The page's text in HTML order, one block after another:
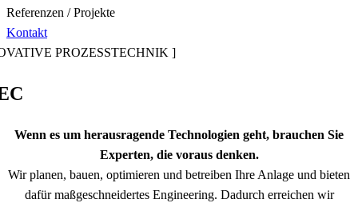
Referenzen / Projekte
Kontakt
PROZESSTECHNIK ]
Wenn es um herausragende Technologien geht, brauchen Sie
Experten, die voraus denken.
Wir planen, bauen, optimieren und betreiben Ihre Anlage und bieten
dafür maßgeschneidertes Engineering. Dadurch erreichen wir